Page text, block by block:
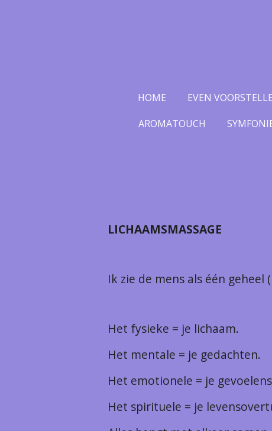
HOME EVEN
AROMATOUCH
LICHAAMSMASSAGE
Ik zie de mens als één geheel
Het fysieke = je lichaam.
Het
Het emotionele = je
Het